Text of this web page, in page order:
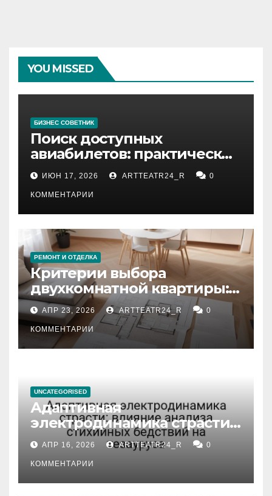
YOU MISSED
БИЗНЕС СОВЕТНИК
Поиск доступных
авиабилетов: практические
рекомендации
ИЮН 17, 2026 ARTTEATR24_R 0
КОММЕНТАРИИ
РЕМОНТ И ОТДЕЛКА
Критерии выбора
двухкомнатной квартиры:
планировка, площадь,
состояние и документация
АПР 23, 2026 ARTTEATR24_R 0
КОММЕНТАРИИ
UNCATEGORISED
Адаптивная
электродинамика страсти:
влияние анализа
стихийных бедствий на
тезауруса
АПР 16, 2026 ARTTEATR24_R 0
КОММЕНТАРИИ